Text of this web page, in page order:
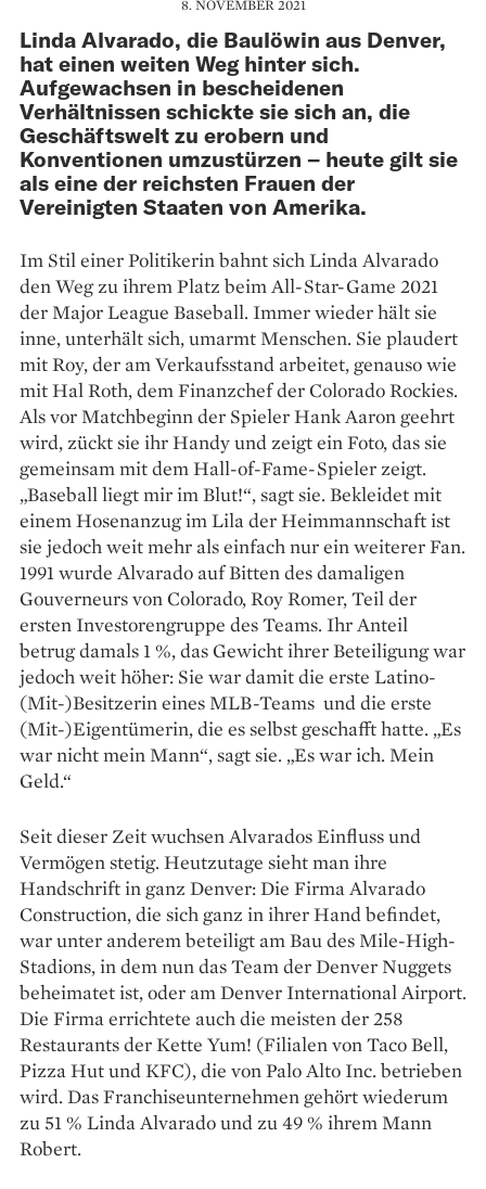
8. NOVEMBER 2021
Linda Alvarado, die Baulöwin aus Denver,
hat einen weiten Weg hinter sich.
Aufgewachsen in bescheidenen
Verhältnissen schickte sie sich an, die
Geschäftswelt zu erobern und
Konventionen umzustürzen – heute gilt sie
als eine der reichsten Frauen der
Vereinigten Staaten von Amerika.
Im Stil einer Politikerin bahnt sich Linda Alva­rado
den Weg zu ihrem Platz beim All-Star-Game 2021
der Major League Baseball. Immer wieder hält sie
inne, unterhält sich, umarmt Menschen. Sie plaudert
mit Roy, der am Verkaufsstand arbeitet, genauso wie
mit Hal Roth, dem Finanzchef der Colorado Rockies.
Als vor Matchbeginn der Spieler Hank Aaron geehrt
wird, zückt sie ihr Handy und zeigt ein Foto, das sie
gemeinsam mit dem Hall-of-Fame-Spieler zeigt.
„Baseball liegt mir im Blut!“, sagt sie. Bekleidet mit
einem Hosenanzug im Lila der Heimmannschaft ist
sie jedoch weit mehr als einfach nur ein weiterer Fan.
1991 wurde Alva­rado auf Bitten des damaligen
Gouverneurs von Colorado, Roy Romer, Teil der
ersten Investorengruppe des Teams. Ihr Anteil
betrug damals 1 %, das Gewicht ihrer Beteiligung war
jedoch weit höher: Sie war damit die erste ­Latino-
(Mit-)Besitzerin eines MLB-Teams und die erste
(Mit-)Eigentümerin, die es selbst geschafft hatte. „Es
war nicht mein Mann“, sagt sie. „Es war ich. Mein
Geld.“
Seit dieser Zeit wuchsen Alvarados Einfluss und
Vermögen stetig. Heutzutage sieht man ihre
Handschrift in ganz Denver: Die Firma Alvarado
Construction, die sich ganz in ihrer Hand befindet,
war unter anderem beteiligt am Bau des Mile-High-
Stadions, in dem nun das Team der Denver Nuggets
beheimatet ist, oder am Denver International Airport.
Die Firma errichtete auch die meisten der 258
Restaurants der Kette Yum! (Filialen von Taco Bell,
Pizza Hut und KFC), die von Palo Alto Inc. betrieben
wird. Das Franchiseunternehmen gehört wiederum
zu 51 % Linda Alvarado und zu 49 % ihrem Mann
Robert.